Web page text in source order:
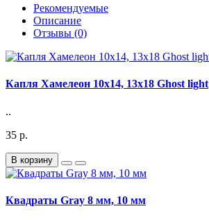
Рекомендуемые
Описание
Отзывы (0)
Капля Хамелеон 10x14, 13x18 Ghost light
..
35 р.
В корзину
Квадраты Gray 8 мм, 10 мм